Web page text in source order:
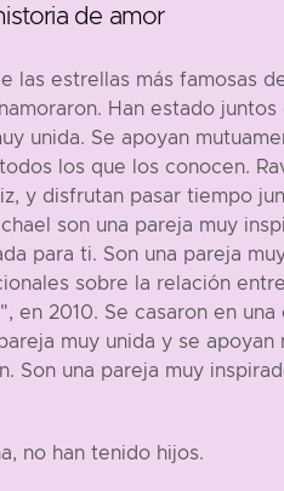
de amor
las estrellas más famosas
Han estado
unida. Se apoyan
los que los conocen.
y disfrutan pasar tiempo
son una pareja muy
para ti. Son una pareja
sobre la relación
2010. Se casaron en
muy unida y se
Son una pareja muy
no han tenido hijos.